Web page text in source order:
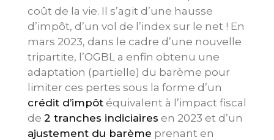
coût de la vie. Il s’agit d’une hausse
d’impôt, d’un vol de l’index sur le net ! En
mars 2023, dans le cadre d’une nouvelle
tripartite, l’OGBL a enfin obtenu une
adaptation (partielle) du barème pour
limiter ces pertes sous la forme d’un
crédit d’impôt équivalent à l’impact fiscal
de 2 tranches indiciaires en 2023 et d’un
ajustement du barème prenant en